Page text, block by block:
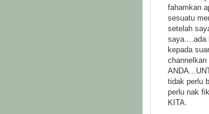
fahamkan
sesuatu
setelah
saya....ada
kepada
channelkan
tidak perlu
perlu nak
KITA.